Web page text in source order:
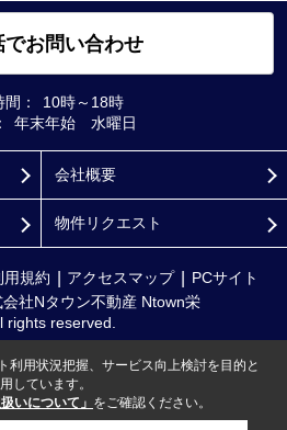
でお問い合わせ
：
10時～18時
年末年始 水曜日
会社概要
物件リクエスト
用規約 アクセスマップ
PCサイト
社Nタウン不動産 Ntown栄
rights reserved.
利用状況把握、サービス向上検討を目的と
しています。
いについて」 をご確認ください。